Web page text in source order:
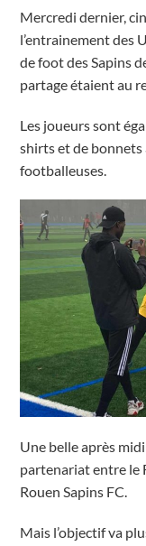
Mercredi dernier,
l’entrainement des
de foot des Sapins
partage étaient au
Les joueurs sont
shirts et de
footballeuses.
Une belle après
partenariat entre le
Rouen Sapins FC.
Mais l’objectif va